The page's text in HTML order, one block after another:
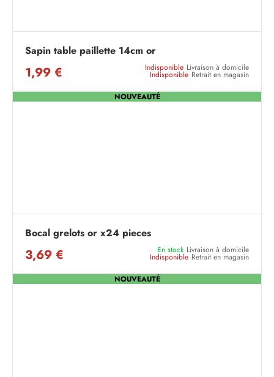
Sapin table paillette 14cm or
1,99 € Indisponible Livraison à domicile
Indisponible Retrait en magasin
NOUVEAUTÉ
Bocal grelots or x24 pieces
3,69 € En stock Livraison à domicile
Indisponible Retrait en magasin
NOUVEAUTÉ